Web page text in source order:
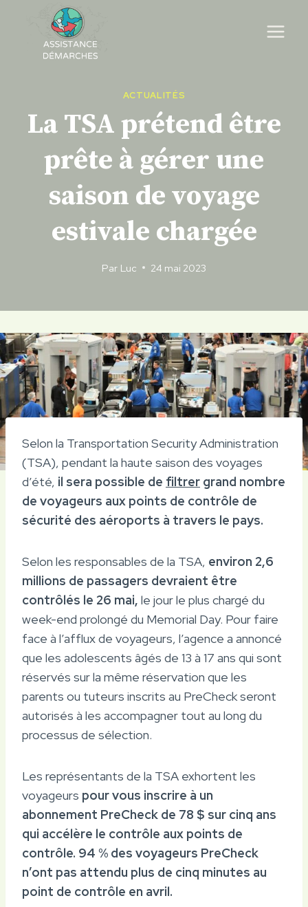
content
ACTUALITÉS
La TSA prétend être
prête à gérer une
saison de voyage
estivale chargée
Par Luc 24 mai 2023
Selon la Transportation Security Administration
(TSA), pendant la haute saison des voyages
d’été, il sera possible de filtrer grand nombre
de voyageurs aux points de contrôle de
sécurité des aéroports à travers le pays.
Selon les responsables de la TSA, environ 2,6
millions de passagers devraient être
contrôlés le 26 mai, le jour le plus chargé du
week-end prolongé du Memorial Day. Pour faire
face à l’afflux de voyageurs, l’agence a annoncé
que les adolescents âgés de 13 à 17 ans qui sont
réservés sur la même réservation que les
parents ou tuteurs inscrits au PreCheck seront
autorisés à les accompagner tout au long du
processus de sélection.
Les représentants de la TSA exhortent les
voyageurs pour vous inscrire à un
abonnement PreCheck de 78 $ sur cinq ans
qui accélère le contrôle aux points de
contrôle. 94 % des voyageurs PreCheck
n’ont pas attendu plus de cinq minutes au
point de contrôle en avril.